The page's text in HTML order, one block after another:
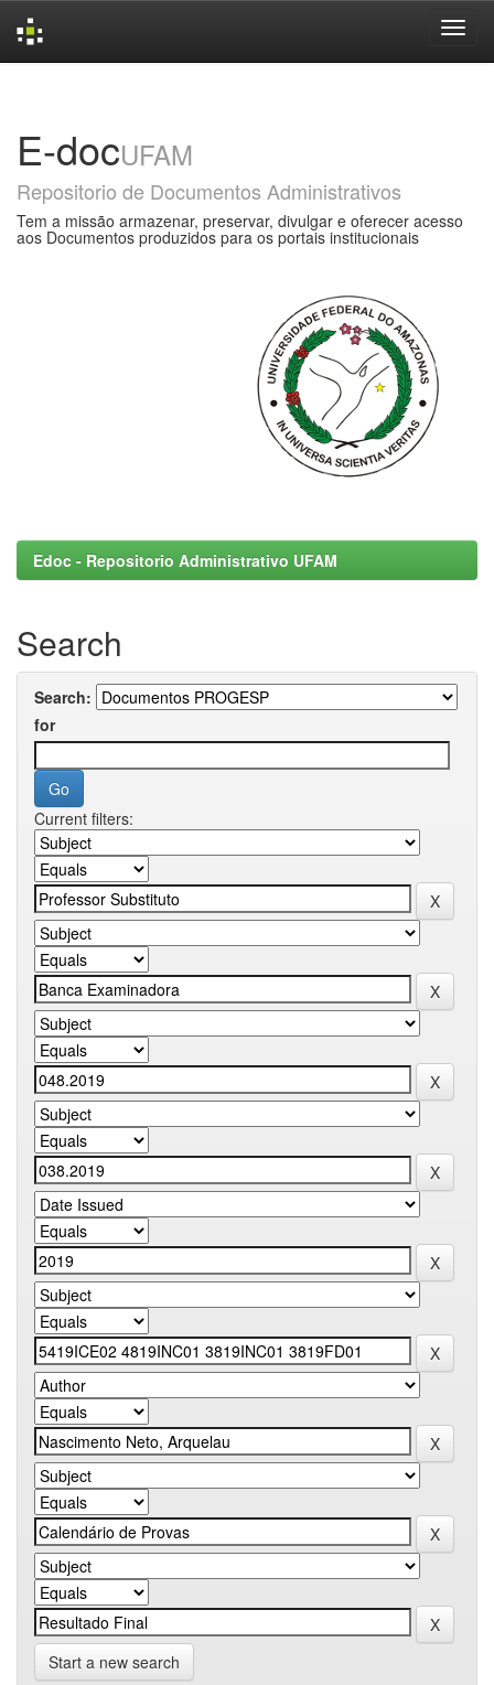
E-docUFAM
Repositorio de Documentos Administrativos
Tem a missão armazenar, preservar, divulgar e oferecer acesso
aos Documentos produzidos para os portais institucionais
Edoc - Repositorio Administrativo UFAM
Search
Search:
for
Current filters:
Start a new search